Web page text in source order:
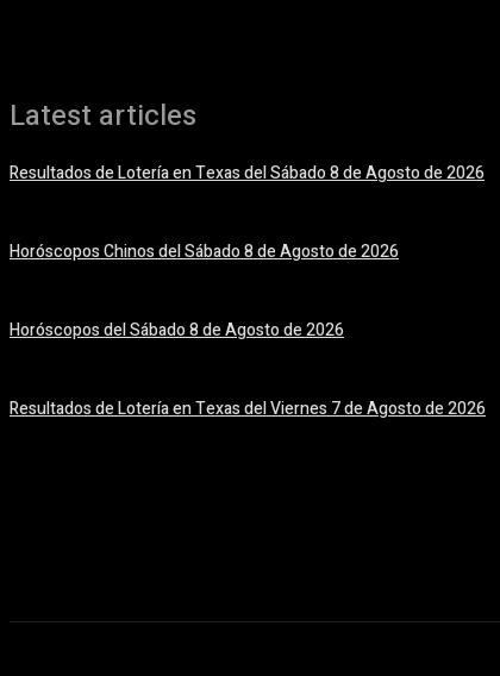
Latest articles
Resultados de Lotería en Texas del Sábado 8 de Agosto de 2026
Horóscopos Chinos del Sábado 8 de Agosto de 2026
Horóscopos del Sábado 8 de Agosto de 2026
Resultados de Lotería en Texas del Viernes 7 de Agosto de 2026